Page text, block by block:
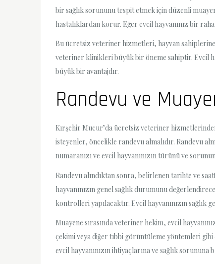
bir sağlık sorununu tespit etmek için düzenli
hastalıklardan korur. Eğer evcil hayvanınız bir
Bu ücretsiz veteriner hizmetleri, hayvan
veteriner klinikleri büyük bir öneme sahiptir. Evcil
büyük bir avantajdır.
Randevu ve
Kırşehir Mucur’da ücretsiz veteriner
isteyenler, öncelikle randevu almalıdır. Randevu
numaranızı ve evcil hayvanınızın türünü ve
Randevu alındıktan sonra, belirlenen tarihte ve
hayvanınızın genel sağlık durumunu
kontrolleri yapılacaktır. Evcil hayvanınızın sağlık
Muayene sırasında veteriner hekim, evcil
çekimi veya diğer tıbbi görüntüleme yöntemleri
evcil hayvanınızın ihtiyaçlarına ve sağlık